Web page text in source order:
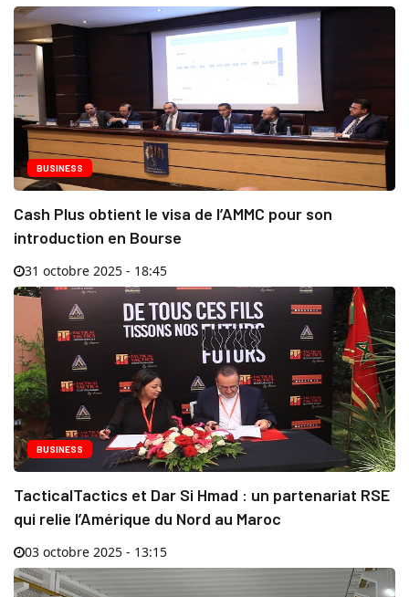
BUSINESS
Cash Plus obtient le visa de l’AMMC pour son
introduction en Bourse
31 octobre 2025 - 18:45
BUSINESS
TacticalTactics et Dar Si Hmad : un partenariat RSE
qui relie l’Amérique du Nord au Maroc
03 octobre 2025 - 13:15